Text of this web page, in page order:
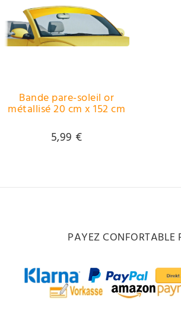
Bande pare-soleil or
métallisé 20 cm x 152 cm
5,99 €
PAYEZ CONFORTABLE